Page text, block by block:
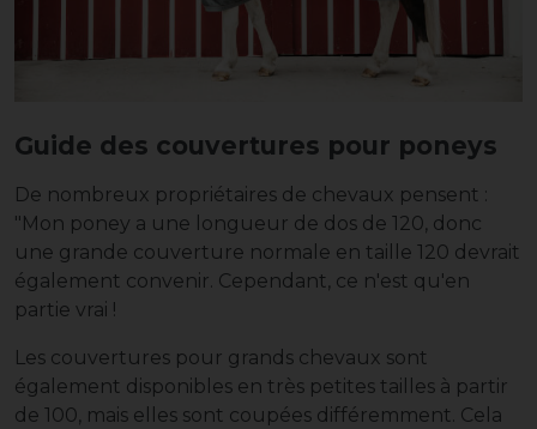
Guide des couvertures pour poneys
De nombreux propriétaires de chevaux pensent :
"Mon poney a une longueur de dos de 120, donc
une grande couverture normale en taille 120 devrait
également convenir. Cependant, ce n'est qu'en
partie vrai !
Les couvertures pour grands chevaux sont
également disponibles en très petites tailles à partir
de 100, mais elles sont coupées différemment. Cela